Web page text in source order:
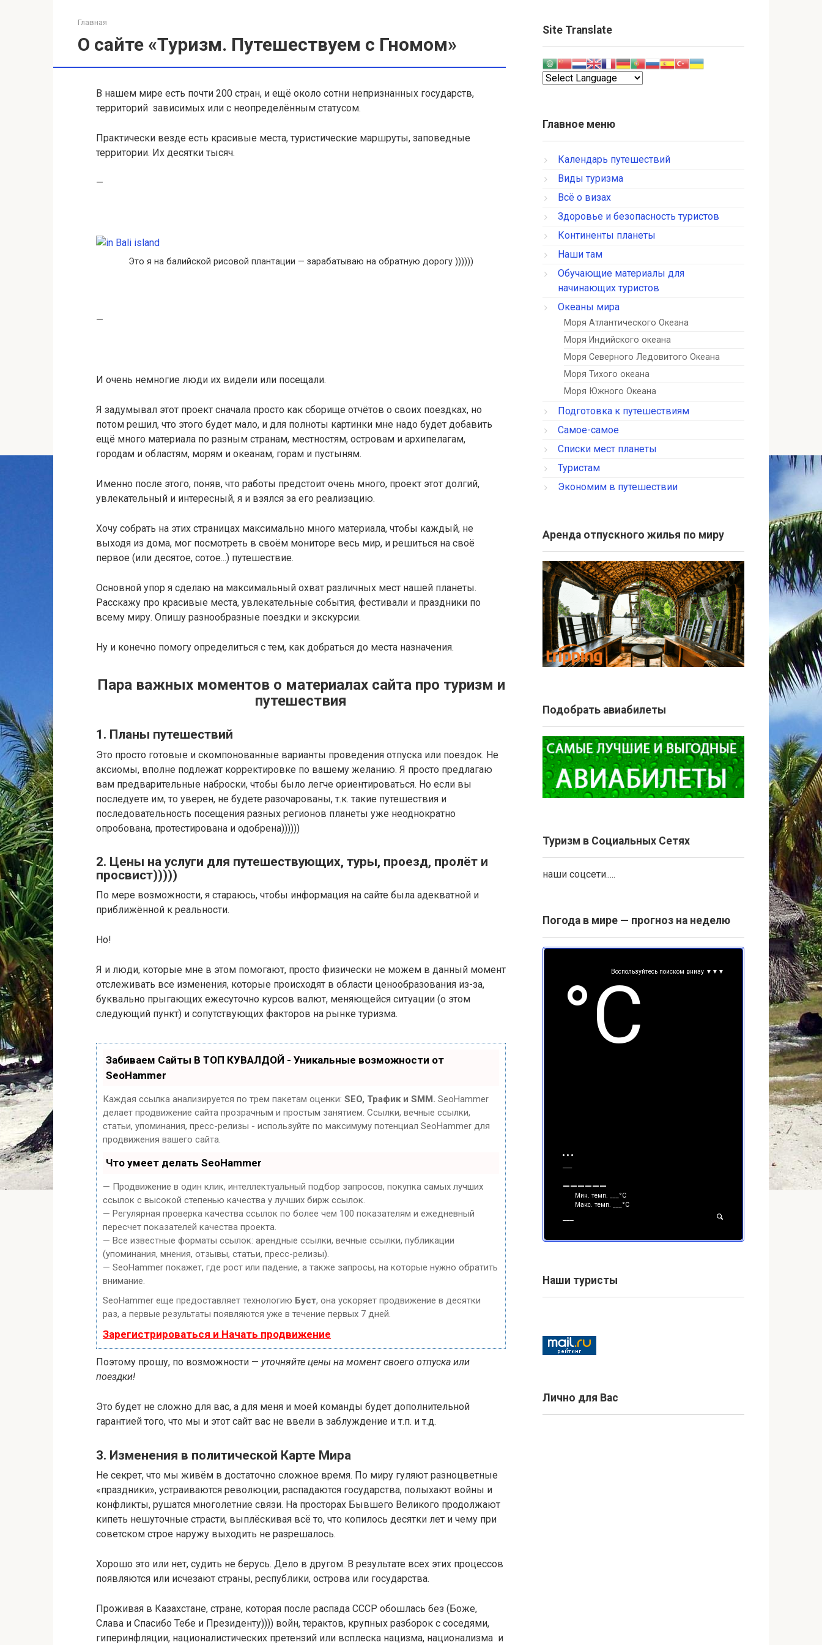
Главная
О сайте «Туризм. Путешествуем с Гномом»
В нашем мире есть почти 200 стран, и ещё около сотни непризнанных государств,
территорий зависимых или с неопределённым статусом.
Практически везде есть красивые места, туристические маршруты, заповедные
территории. Их десятки тысяч.
—
Это я на балийской рисовой плантации — зарабатываю на обратную дорогу ))))))
—
И очень немногие люди их видели или посещали.
Я задумывал этот проект сначала просто как сборище отчётов о своих поездках, но
потом решил, что этого будет мало, и для полноты картинки мне надо будет добавить
ещё много материала по разным странам, местностям, островам и архипелагам,
городам и областям, морям и океанам, горам и пустыням.
Именно после этого, поняв, что работы предстоит очень много, проект этот долгий,
увлекательный и интересный, я и взялся за его реализацию.
Хочу собрать на этих страницах максимально много материала, чтобы каждый, не
выходя из дома, мог посмотреть в своём мониторе весь мир, и решиться на своё
первое (или десятое, сотое...) путешествие.
Основной упор я сделаю на максимальный охват различных мест нашей планеты.
Расскажу про красивые места, увлекательные события, фестивали и праздники по
всему миру. Опишу разнообразные поездки и экскурсии.
Ну и конечно помогу определиться с тем, как добраться до места назначения.
Пара важных моментов о материалах сайта про туризм и
путешествия
1. Планы путешествий
Это просто готовые и скомпонованные варианты проведения отпуска или поездок. Не
аксиомы, вполне подлежат корректировке по вашему желанию. Я просто предлагаю
вам предварительные наброски, чтобы было легче ориентироваться. Но если вы
последуете им, то уверен, не будете разочарованы, т.к. такие путешествия и
последовательность посещения разных регионов планеты уже неоднократно
опробована, протестирована и одобрена))))))
2. Цены на услуги для путешествующих, туры, проезд, пролёт и
просвист)))))
По мере возможности, я стараюсь, чтобы информация на сайте была адекватной и
приближённой к реальности.
Но!
Я и люди, которые мне в этом помогают, просто физически не можем в данный момент
отслеживать все изменения, которые происходят в области ценообразования из-за,
буквально прыгающих ежесуточно курсов валют, меняющейся ситуации (о этом
следующий пункт) и сопутствующих факторов на рынке туризма.
Забиваем Сайты В ТОП КУВАЛДОЙ - Уникальные возможности от
SeoHammer
Каждая ссылка анализируется по трем пакетам оценки: SEO, Трафик и SMM. SeoHammer
делает продвижение сайта прозрачным и простым занятием. Ссылки, вечные ссылки,
статьи, упоминания, пресс-релизы - используйте по максимуму потенциал SeoHammer для
продвижения вашего сайта.
Что умеет делать SeoHammer
— Продвижение в один клик, интеллектуальный подбор запросов, покупка самых лучших
ссылок с высокой степенью качества у лучших бирж ссылок.
— Регулярная проверка качества ссылок по более чем 100 показателям и ежедневный
пересчет показателей качества проекта.
— Все известные форматы ссылок: арендные ссылки, вечные ссылки, публикации
(упоминания, мнения, отзывы, статьи, пресс-релизы).
— SeoHammer покажет, где рост или падение, а также запросы, на которые нужно обратить
внимание.
SeoHammer еще предоставляет технологию Буст, она ускоряет продвижение в десятки
раз, а первые результаты появляются уже в течение первых 7 дней.
Зарегистрироваться и Начать продвижение
Поэтому прошу, по возможности — уточняйте цены на момент своего отпуска или
поездки!
Это будет не сложно для вас, а для меня и моей команды будет дополнительной
гарантией того, что мы и этот сайт вас не ввели в заблуждение и т.п. и т.д.
3. Изменения в политической Карте Мира
Не секрет, что мы живём в достаточно сложное время. По миру гуляют разноцветные
«праздники», устраиваются революции, распадаются государства, полыхают войны и
конфликты, рушатся многолетние связи. На просторах Бывшего Великого продолжают
кипеть нешуточные страсти, выплёскивая всё то, что копилось десятки лет и чему при
советском строе наружу выходить не разрешалось.
Хорошо это или нет, судить не берусь. Дело в другом. В результате всех этих процессов
появляются или исчезают страны, республики, острова или государства.
Проживая в Казахстане, стране, которая после распада СССР обошлась без (Боже,
Слава и Спасибо Тебе и Президенту)))) войн, терактов, крупных разборок с соседями,
гиперинфляции, националистических претензий или всплеска нацизма, национализма и
Site Translate
Главное меню
Календарь путешествий
Виды туризма
Всё о визах
Здоровье и безопасность туристов
Континенты планеты
Наши там
Обучающие материалы для
начинающих туристов
Океаны мира
Моря Атлантического Океана
Моря Индийского океана
Моря Северного Ледовитого Океана
Моря Тихого океана
Моря Южного Океана
Подготовка к путешествиям
Самое-самое
Списки мест планеты
Туристам
Экономим в путешествии
Аренда отпускного жилья по миру
Подобрать авиабилеты
Туризм в Социальных Сетях
наши соцсети.....
Погода в мире — прогноз на неделю
Воспользуйтесь поиском внизу ▼▼▼
°С
Мин. темп.
°С
Макс. темп.
°С
Наши туристы
Лично для Вас